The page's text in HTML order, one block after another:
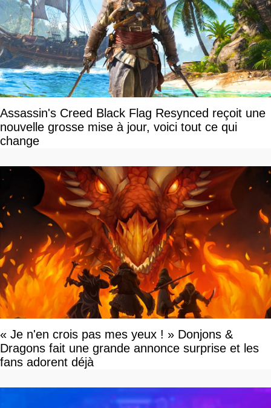
Assassin's Creed Black Flag Resynced reçoit une
nouvelle grosse mise à jour, voici tout ce qui
change
« Je n'en crois pas mes yeux ! » Donjons &
Dragons fait une grande annonce surprise et les
fans adorent déjà